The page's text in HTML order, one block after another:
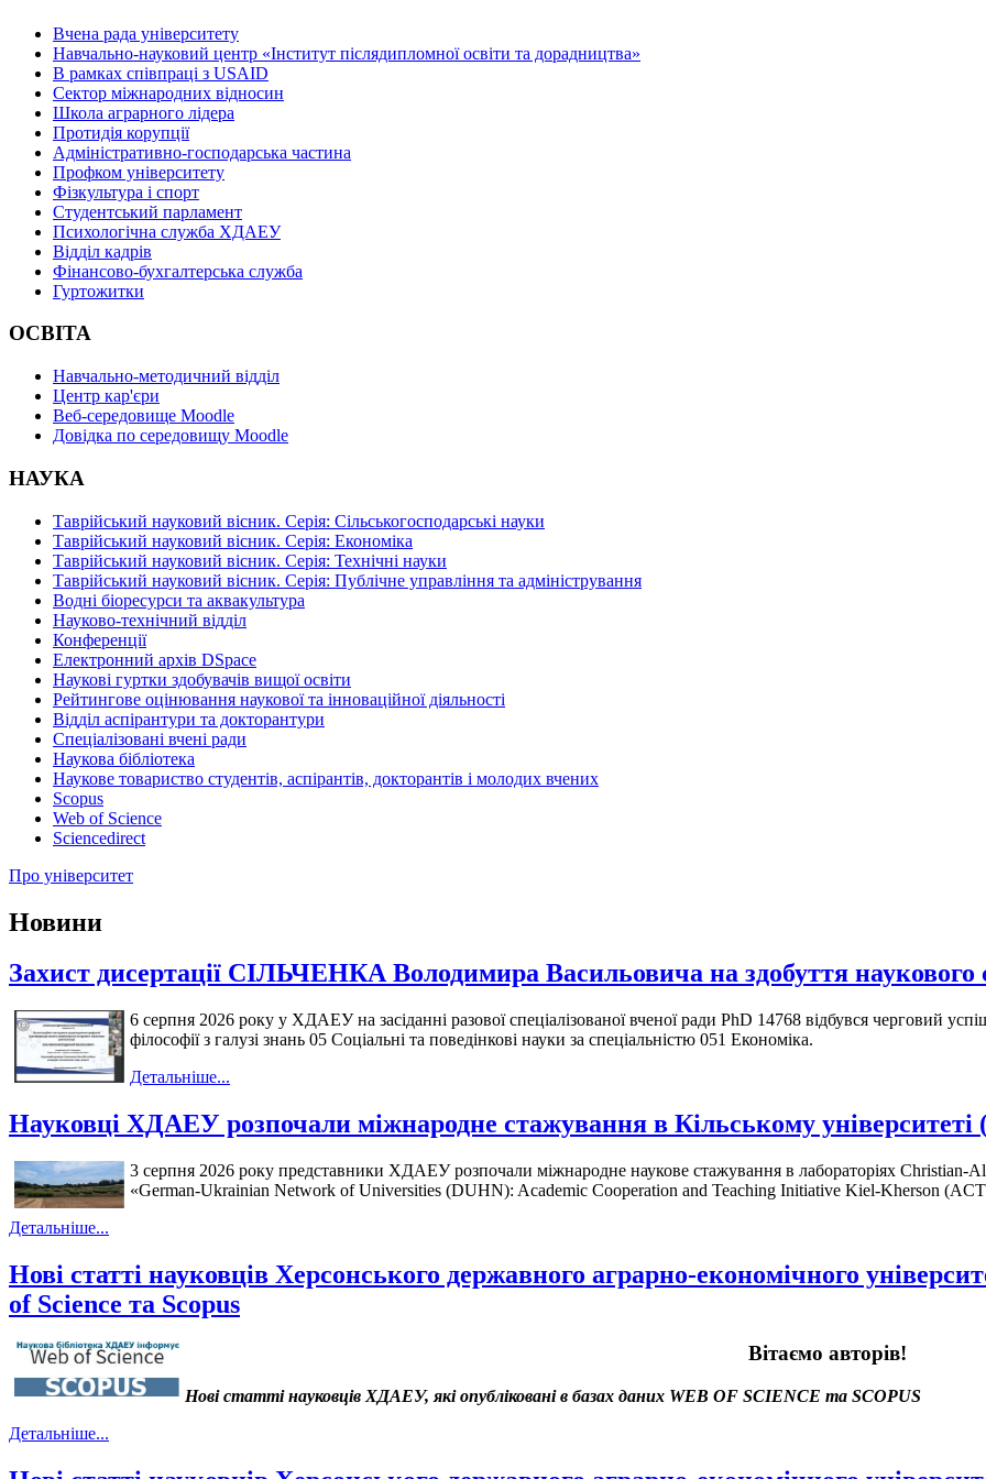
Вчена рада університету
Навчально-науковий центр «Інститут післядипломної освіти та дорадництва»
В рамках співпраці з USAID
Сектор міжнародних відносин
Школа аграрного лідера
Протидія корупції
Адміністративно-господарська частина
Профком університету
Фізкультура і спорт
Студентський парламент
Психологічна служба ХДАЕУ
Відділ кадрів
Фінансово-бухгалтерська служба
Гуртожитки
ОСВІТА
Навчально-методичний відділ
Центр кар'єри
Веб-середовище Moodle
Довідка по середовищу Moodle
НАУКА
Таврійський науковий вісник. Серія: Сільськогосподарські науки
Таврійський науковий вісник. Серія: Економіка
Таврійський науковий вісник. Серія: Технічні науки
Таврійський науковий вісник. Серія: Публічне управління та адміністрування
Водні біоресурси та аквакультура
Науково-технічний відділ
Конференції
Електронний архів DSpace
Наукові гуртки здобувачів вищої освіти
Рейтингове оцінювання наукової та інноваційної діяльності
Відділ аспірантури та докторантури
Спеціалізовані вчені ради
Наукова бібліотека
Наукове товариство студентів, аспірантів, докторантів і молодих вчених
Scopus
Web of Science
Sciencedirect
Про університет
Новини
Захист дисертації СІЛЬЧЕНКА Володимира Васильовича на здобуття наукового
6 серпня 2026 року у ХДАЕУ на засіданні разової спеціалізованої вченої ради PhD 14768 відбувся черговий
філософії з галузі знань 05 Соціальні та поведінкові науки за спеціальністю 051 Економіка.
Детальніше...
Науковці ХДАЕУ розпочали міжнародне стажування в Кільському університеті
3 серпня 2026 року представники ХДАЕУ розпочали міжнародне наукове стажування в лабораторіях
«German-Ukrainian Network of Universities (DUHN): Academic Cooperation and Teaching Initiative Kiel-Kherson
Детальніше...
Нові статті науковців Херсонського державного аграрно-економічного
of Science та Scopus
Вітаємо авторів!
Нові статті науковців ХДАЕУ, які опубліковані в базах даних WEB OF SCIENCE та SCOPUS
Детальніше...